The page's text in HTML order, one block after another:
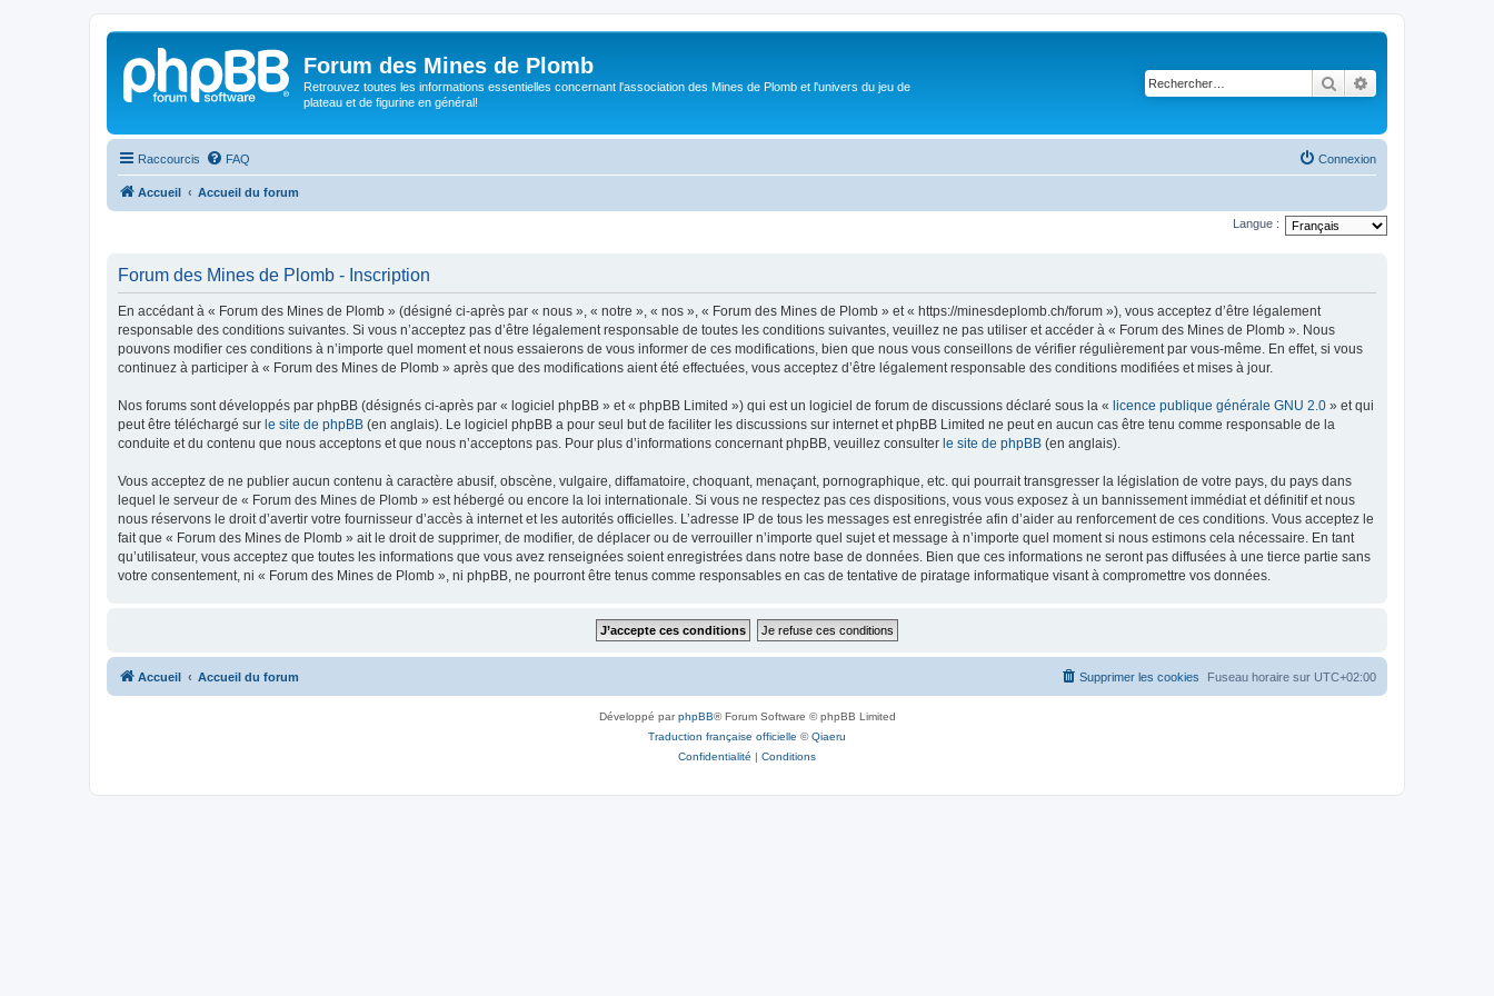
Forum des Mines de Plomb
Retrouvez toutes les informations essentielles concernant l'association des Mines de Plomb et l'univers du jeu de
plateau et de figurine en général!
Rechercher
Raccourcis FAQ Connexion
Accueil Accueil du forum
Langue :
Forum des Mines de Plomb - Inscription
En accédant à « Forum des Mines de Plomb » (désigné ci-après par « nous », « notre », « nos », « Forum des Mines de Plomb » et « https://minesdeplomb.ch/forum »), vous acceptez d’être légalement
responsable des conditions suivantes. Si vous n’acceptez pas d’être légalement responsable de toutes les conditions suivantes, veuillez ne pas utiliser et accéder à « Forum des Mines de Plomb ». Nous
pouvons modifier ces conditions à n’importe quel moment et nous essaierons de vous informer de ces modifications, bien que nous vous conseillons de vérifier régulièrement par vous-même. En effet, si vous
continuez à participer à « Forum des Mines de Plomb » après que des modifications aient été effectuées, vous acceptez d’être légalement responsable des conditions modifiées et mises à jour.
Nos forums sont développés par phpBB (désignés ci-après par « logiciel phpBB » et « phpBB Limited ») qui est un logiciel de forum de discussions déclaré sous la « licence publique générale GNU 2.0 » et qui
peut être téléchargé sur le site de phpBB (en anglais). Le logiciel phpBB a pour seul but de faciliter les discussions sur internet et phpBB Limited ne peut en aucun cas être tenu comme responsable de la
conduite et du contenu que nous acceptons et que nous n’acceptons pas. Pour plus d’informations concernant phpBB, veuillez consulter le site de phpBB (en anglais).
Vous acceptez de ne publier aucun contenu à caractère abusif, obscène, vulgaire, diffamatoire, choquant, menaçant, pornographique, etc. qui pourrait transgresser la législation de votre pays, du pays dans
lequel le serveur de « Forum des Mines de Plomb » est hébergé ou encore la loi internationale. Si vous ne respectez pas ces dispositions, vous vous exposez à un bannissement immédiat et définitif et nous
nous réservons le droit d’avertir votre fournisseur d’accès à internet et les autorités officielles. L’adresse IP de tous les messages est enregistrée afin d’aider au renforcement de ces conditions. Vous acceptez le
fait que « Forum des Mines de Plomb » ait le droit de supprimer, de modifier, de déplacer ou de verrouiller n’importe quel sujet et message à n’importe quel moment si nous estimons cela nécessaire. En tant
qu’utilisateur, vous acceptez que toutes les informations que vous avez renseignées soient enregistrées dans notre base de données. Bien que ces informations ne seront pas diffusées à une tierce partie sans
votre consentement, ni « Forum des Mines de Plomb », ni phpBB, ne pourront être tenus comme responsables en cas de tentative de piratage informatique visant à compromettre vos données.
Accueil Accueil du forum Fuseau horaire sur UTC+02:00
Supprimer les cookies
Développé parphpBB® Forum Software © phpBB Limited
Traduction française officielle ©Qiaeru
Confidentialité | Conditions